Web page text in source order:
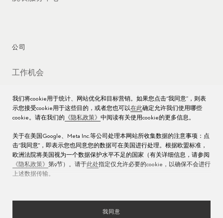
公司
工作机会
联络我们
沪ICP备16013004号
沪公网安备 31010602000438号
我们将cookie用于统计、网站优化和目标营销。如果您点击“我同意”，则表
示您接受cookie用于这些目的，或者您也可以在此确定允许我们使用哪些
cookie。请在我们的 《隐私政策》 中阅读有关使用cookie的更多信息。
关于在美国Google、Meta Inc.等公司处理本网站所收集数据的注意事项：点
击“我同意"，即表示您也同意您的数据可在美国进行处理。根据欧盟标准，
欧洲法院将美国视为一个数据保护水平不足的国家（有关详细信息，请参阅
《隐私政策》 第9节）。请于此处指定仅允许必要的cookie，以确保不会进行
上述数据传输。
我同意